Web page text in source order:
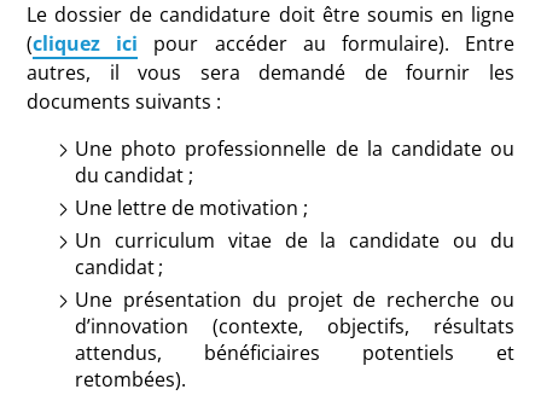
Le dossier de candidature doit être soumis en ligne
(cliquez ici
pour accéder au formulaire). Entre
autres, il vous sera demandé de fournir les
documents suivants :
Une photo professionnelle de la candidate ou
du candidat ;
Une lettre de motivation ;
Un curriculum vitae de la candidate ou du
candidat ;
Une présentation du projet de recherche ou
d’innovation (contexte, objectifs, résultats
attendus, bénéficiaires potentiels et
retombées).